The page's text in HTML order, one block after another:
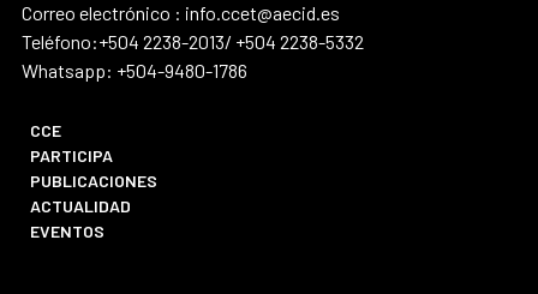
Correo electrónico : info.ccet@aecid.es
Teléfono:+504 2238-2013/ +504 2238-5332
Whatsapp: +504-9480-1786
CCE
PARTICIPA
PUBLICACIONES
ACTUALIDAD
EVENTOS